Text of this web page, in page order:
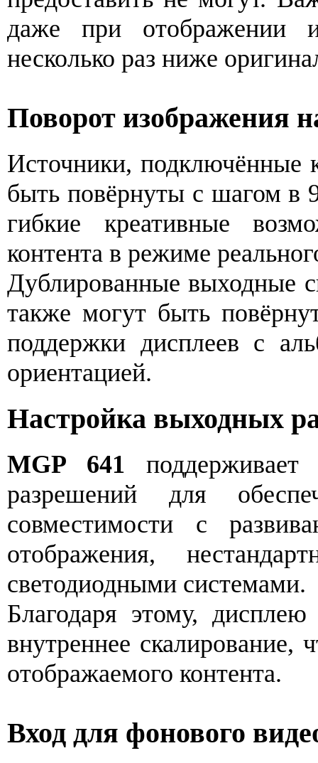
даже при отображении
несколько раз ниже
Поворот изображения
Источники, подключённые
быть повёрнуты с шагом в
гибкие креативные
контента в режиме
Дублированные выходные
также могут быть
поддержки дисплеев с
ориентацией.
Настройка выходных
MGP 641 поддерживает
разрешений для
совместимости с
отображения,
светодиодными системами.
Благодаря этому,
внутреннее скалирование,
отображаемого контента.
Вход для фонового